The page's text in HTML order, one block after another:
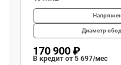
Диаметр
102 700 ₽
В кредит от 3 423/мес